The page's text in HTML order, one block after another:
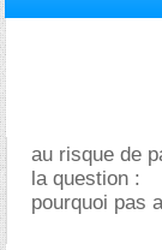
au risque de
la question :
pourquoi pas